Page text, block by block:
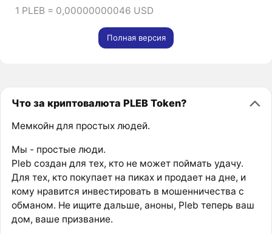
1 PLEB = 0,00000000046 USD
Полная версия
Что за криптовалюта PLEB Token?
Мемкойн для простых людей.
Мы - простые люди.
Pleb создан для тех, кто не может поймать удачу.
Для тех, кто покупает на пиках и продает на дне, и
кому нравится инвестировать в мошенничества с
обманом. Не ищите дальше, аноны, Pleb теперь ваш
дом, ваше призвание.